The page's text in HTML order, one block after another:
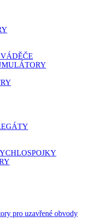
pro uzavřené obvody